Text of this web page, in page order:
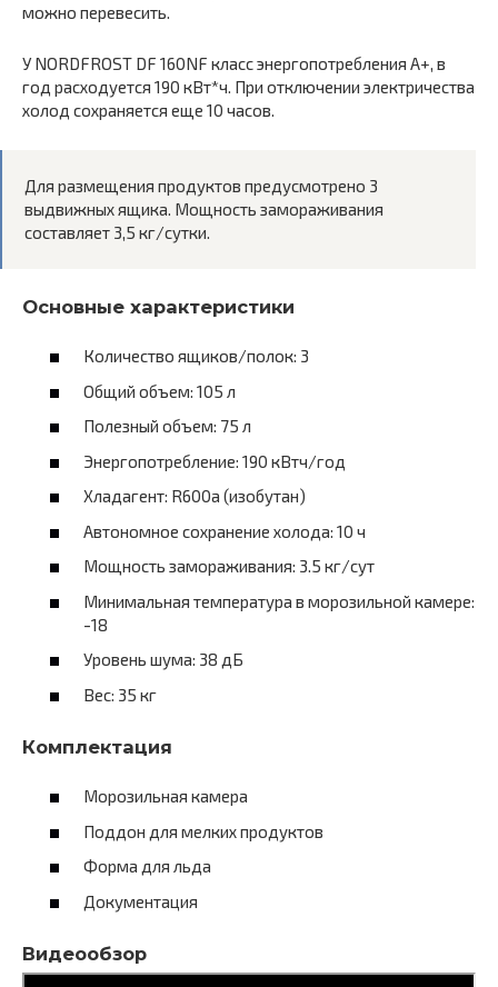
можно перевесить.
У NORDFROST DF 160NF класс энергопотребления A+, в
год расходуется 190 кВт*ч. При отключении электричества
холод сохраняется еще 10 часов.
Для размещения продуктов предусмотрено 3
выдвижных ящика. Мощность замораживания
составляет 3,5 кг/сутки.
Основные характеристики
Количество ящиков/полок: 3
Общий объем: 105 л
Полезный объем: 75 л
Энергопотребление: 190 кВтч/год
Хладагент: R600a (изобутан)
Автономное сохранение холода: 10 ч
Мощность замораживания: 3.5 кг/сут
Минимальная температура в морозильной камере:
-18
Уровень шума: 38 дБ
Вес: 35 кг
Комплектация
Морозильная камера
Поддон для мелких продуктов
Форма для льда
Документация
Видеообзор